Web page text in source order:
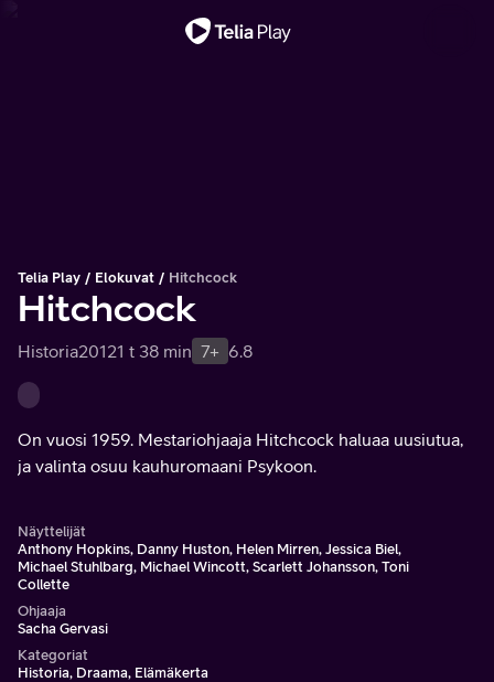
Telia Play Elokuvat Hitchcock
Hitchcock
Historia20121 t 38 min 7+ 6.8
On vuosi 1959. Mestariohjaaja Hitchcock haluaa uusiutua,
ja valinta osuu kauhuromaani Psykoon.
Näyttelijät
Anthony Hopkins, Danny Huston, Helen Mirren, Jessica Biel,
Michael Stuhlbarg, Michael Wincott, Scarlett Johansson, Toni
Collette
Ohjaaja
Sacha Gervasi
Kategoriat
Historia, Draama, Elämäkerta